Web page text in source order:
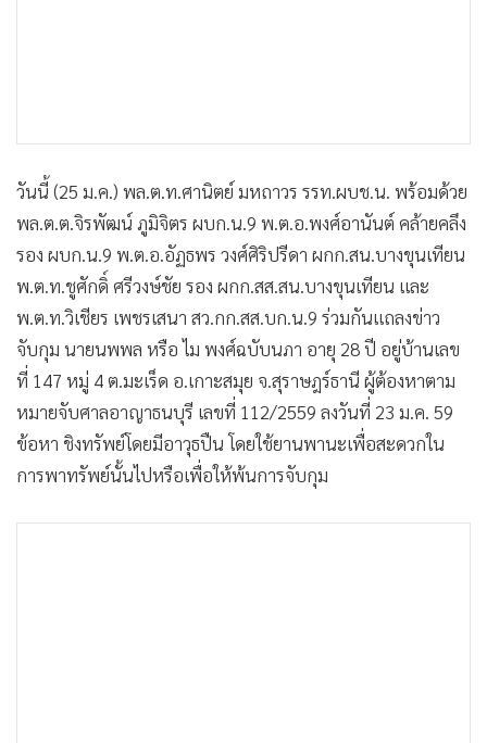
• Factcheck
•
ญี่ปุ่น
News1
• Gotomanager
วันนี้ (25 ม.ค.) พล.ต.ท.ศานิตย์ มหถาวร รรท.ผบช.น. พร้อมด้วย
พล.ต.ต.จิรพัฒน์ ภูมิจิตร ผบก.น.9 พ.ต.อ.พงศ์อานันต์ คล้ายคลึง
รอง ผบก.น.9 พ.ต.อ.อัฏธพร วงศ์ศิริปรีดา ผกก.สน.บางขุนเทียน
พ.ต.ท.ชูศักดิ์ ศรีวงษ์ชัย รอง ผกก.สส.สน.บางขุนเทียน และ
พ.ต.ท.วิเชียร เพชรเสนา สว.กก.สส.บก.น.9 ร่วมกันแถลงข่าว
จับกุม นายนพพล หรือ ไม พงศ์ฉบับนภา อายุ 28 ปี อยู่บ้านเลข
ที่ 147 หมู่ 4 ต.มะเร็ด อ.เกาะสมุย จ.สุราษฎร์ธานี ผู้ต้องหาตาม
หมายจับศาลอาญาธนบุรี เลขที่ 112/2559 ลงวันที่ 23 ม.ค. 59
ข้อหา ชิงทรัพย์โดยมีอาวุธปืน โดยใช้ยานพานะเพื่อสะดวกใน
การพาทรัพย์นั้นไปหรือเพื่อให้พ้นการจับกุม